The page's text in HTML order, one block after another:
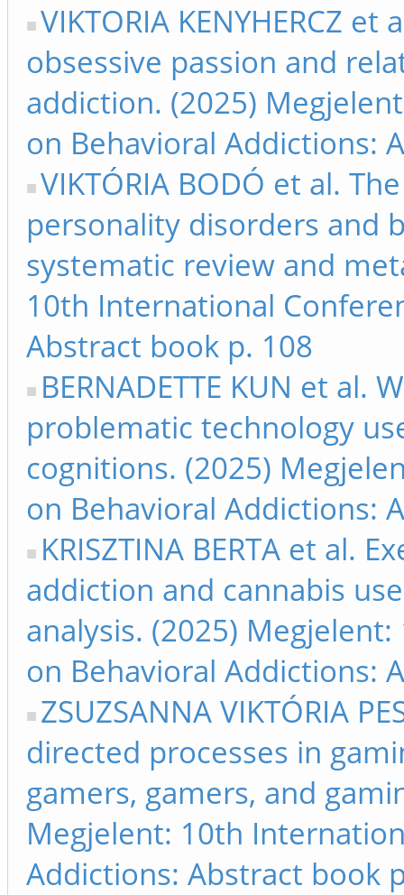
VIKTORIA KENYHERCZ
obsessive passion and
addiction. (2025)
on Behavioral Addictions:
VIKTÓRIA BODÓ et al.
personality disorders and
systematic review and
10th International
Abstract book p. 108
BERNADETTE KUN et
problematic technology
cognitions. (2025)
on Behavioral Addictions:
KRISZTINA BERTA et al.
addiction and cannabis
analysis. (2025)
on Behavioral Addictions:
ZSUZSANNA VIKTÓRIA
directed processes in
gamers, gamers, and
Megjelent: 10th
Addictions: Abstract book